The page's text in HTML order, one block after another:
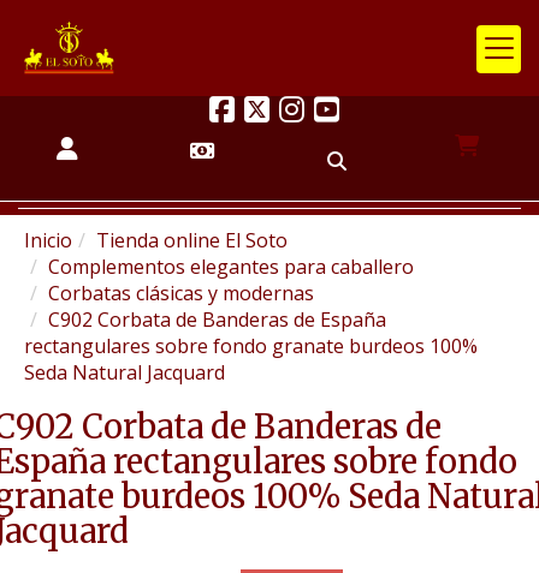
Inicio
Tienda online El Soto
Complementos elegantes para caballero
Corbatas clásicas y modernas
C902 Corbata de Banderas de España
rectangulares sobre fondo granate burdeos 100%
Seda Natural Jacquard
Corbata de Banderas de
rectangulares sobre fondo
burdeos 100% Seda